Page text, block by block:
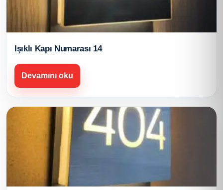
Işıklı Kapı Numarası 14
Devamını oku